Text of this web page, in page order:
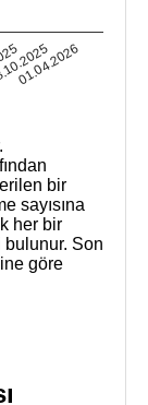
01.04.2026
bir
sayısına
her bir
bulunur. Son
göre